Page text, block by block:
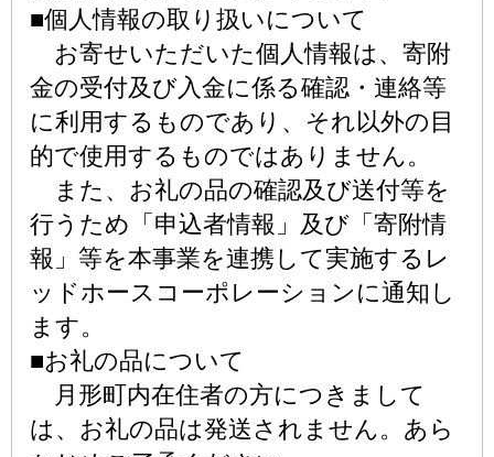
■個人情報の取り扱いについて
お寄せいただいた個人情報は、寄附
金の受付及び入金に係る確認・連絡等
に利用するものであり、それ以外の目
的で使用するものではありません。
また、お礼の品の確認及び送付等を
行うため「申込者情報」及び「寄附情
報」等を本事業を連携して実施するレ
ッドホースコーポレーションに通知し
ます。
■お礼の品について
月形町内在住者の方につきまして
は、お礼の品は発送されません。あら